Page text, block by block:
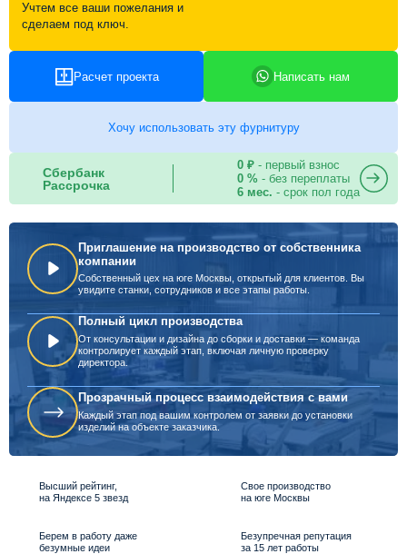
Контакты
Учтем все ваши пожелания и
сделаем под ключ.
Расчет проекта Написать нам
Хочу использовать эту фурнитуру
Сбербанк
Рассрочка
0 ₽- первый взнос
0 %- без переплаты
6 мес. - срок пол года
Приглашение на производство от собственника
компании
Собственный цех на юге Москвы, открытый для клиентов. Вы
увидите станки, сотрудников и все этапы работы.
Полный цикл производства
От консультации и дизайна до сборки и доставки — команда
контролирует каждый этап, включая личную проверку
директора.
Прозрачный процесс взаимодействия с вами
Каждый этап под вашим контролем от заявки до установки
изделий на объекте заказчика.
Высший рейтинг,
на Яндексе 5 звезд
Свое производство
на юге Москвы
Берем в работу даже
безумные идеи
Безупречная репутация
за 15 лет работы